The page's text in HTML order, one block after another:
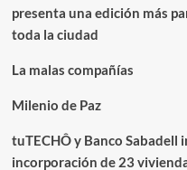
presenta una edición más
toda la ciudad
La malas compañías
Milenio de Paz
tuTECHÔ y Banco Sabadell
incorporación de 23